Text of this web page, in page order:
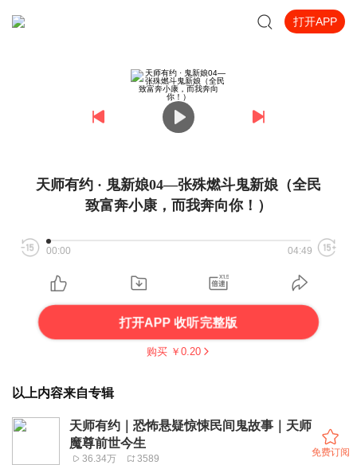
打开APP
天师有约 · 鬼新娘04—张殊燃斗鬼新娘（全民
致富奔小康，而我奔向你！）
00:00 04:49
打开APP 收听完整版
购买 ￥ 0.20
以上内容来自专辑
天师有约｜恐怖悬疑惊悚民间鬼故事｜天师
魔尊前世今生
36.34万 3589
免费订阅